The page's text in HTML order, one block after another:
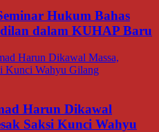
Hukum Bahas
dalam KUHAP Baru
Harun Dikawal
Saksi Kunci Wahyu